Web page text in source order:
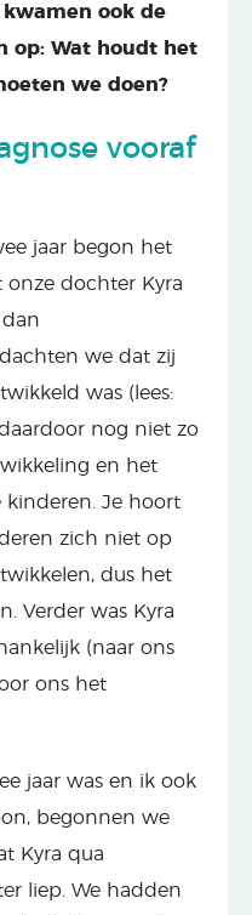
ook de
op: Wat houdt het
we doen?
vooraf
jaar begon het
onze dochter Kyra
dan
we dat zij
was (lees:
nog niet zo
en het
kinderen. Je hoort
zich niet op
dus het
Verder was Kyra
(naar ons
ons het
jaar was en ik ook
begonnen we
Kyra qua
liep. We hadden